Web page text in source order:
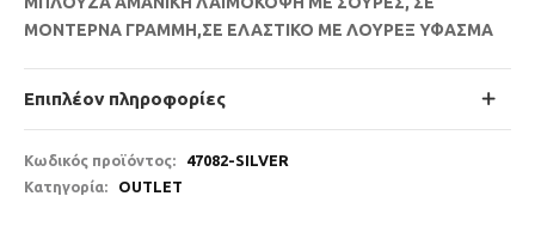
ΜΟΝΤΕΡΝΑ ΓΡΑΜΜΗ,ΣΕ ΕΛΑΣΤΙΚΟ ΜΕ ΛΟΥΡΕΞ ΥΦΑΣΜΑ
Επιπλέον πληροφορίες
Κωδικός προϊόντος:
47082-SILVER
Κατηγορία:
OUTLET